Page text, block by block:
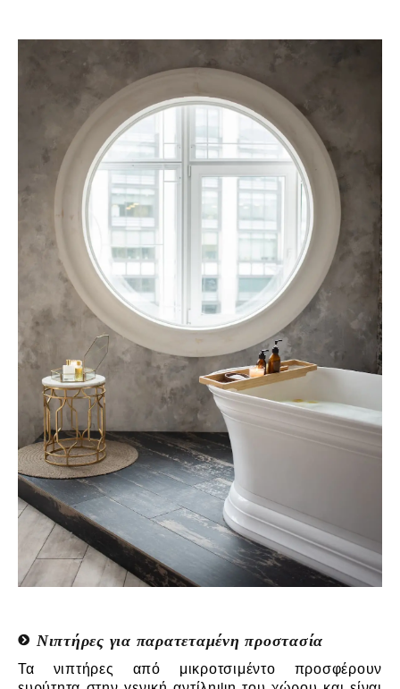
Νιπτήρες για παρατεταμένη προστασία
Τα νιπτήρες από μικροτσιμέντο προσφέρουν